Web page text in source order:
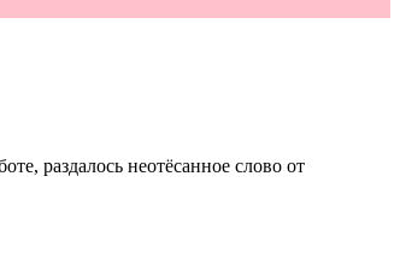
раздалось неотёсанное слово от